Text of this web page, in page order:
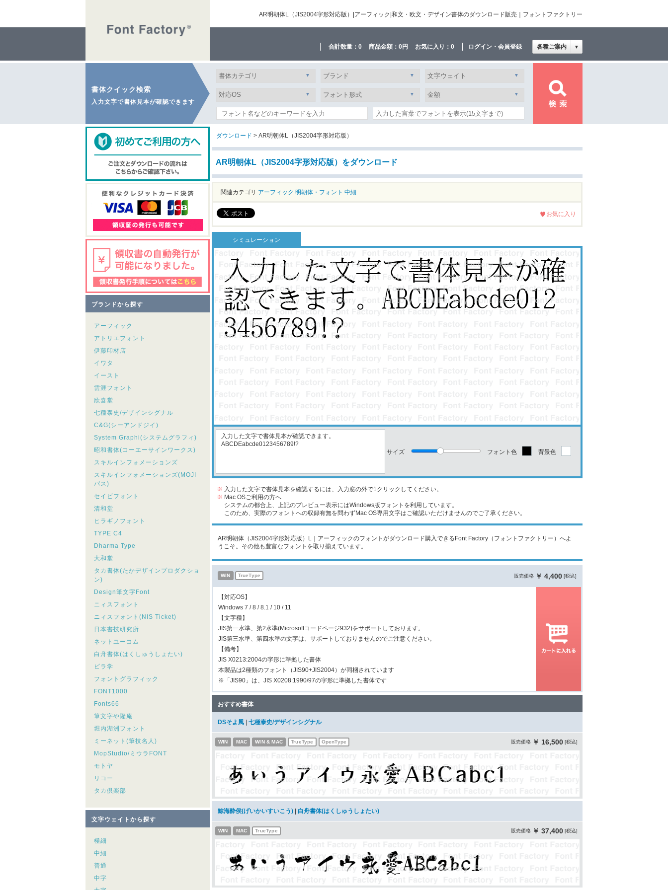
AR明朝体L（JIS2004字形対応版）|アーフィック|和文・欧文・デザイン書体のダウンロード販売｜フォントファクトリー
合計数量： 0 商品金額： 0円 お気に入り： 0 ログイン・会員登録 各種ご案内 ▼
書体クイック検索
入力文字で書体見本が確認できます
ブランドから探す
アーフィック
アトリエフォント
伊藤印材店
イワタ
イースト
雲涯フォント
欣喜堂
七種泰史/デザインシグナル
C&G(シーアンドジイ)
System Graphi(システムグラフィ)
昭和書体(コーエーサインワークス)
スキルインフォメーションズ
スキルインフォメーションズ(MOJI
パス)
セイビフォント
清和堂
ヒラギノフォント
TYPE C4
Dharma Type
大和堂
タカ書体(たかデザインプロダクショ
ン)
Design筆文字Font
ニィスフォント
ニィスフォント(NIS Ticket)
日本書技研究所
ネットユーコム
白舟書体(はくしゅうしょたい)
ビラ学
フォントグラフィック
FONT1000
Fonts66
筆文字や隆庵
堀内湖洲フォント
ミーネット(筆技名人)
MopStudio/ミウラFONT
モトヤ
リコー
タカ倶楽部
文字ウェイトから探す
極細
中細
普通
中字
ダウンロード > AR明朝体L（JIS2004字形対応版）
AR明朝体L（JIS2004字形対応版）をダウンロード
関連カテゴリ アーフィック 明朝体・フォント 中細
お気に入り
シミュレーション
サイズ フォント色 背景色
※ 入力した文字で書体見本を確認するには、入力窓の外で1クリックしてください。
※ Mac OSご利用の方へ
システムの都合上、上記のプレビュー表示にはWindows版フォントを利用しています。
このため、実際のフォントへの収録有無を問わずMac OS専用文字はご確認いただけませんのでご了承ください。
AR明朝体（JIS2004字形対応版）L｜アーフィックのフォントがダウンロード購入できるFont Factory（フォントファクトリー）へよ
うこそ。その他も豊富なフォントを取り揃えています。
WIN TrueType 販売価格 ￥ 4,400 [税込]
【対応OS】
Windows 7 / 8 / 8.1 / 10 / 11
【文字種】
JIS第一水準、第2水準(Microsoftコードページ932)をサポートしております。
JIS第三水準、第四水準の文字は、サポートしておりませんのでご注意ください。
【備考】
JIS X0213:2004の字形に準拠した書体
本製品は2種類のフォント（JIS90+JIS2004）が同梱されています
※「JIS90」は、JIS X0208:1990/97の字形に準拠した書体です
おすすめ書体
DSそよ風 七種泰史/デザインシグナル
販売価格 ￥ 16,500 [税込]
WIN MAC WIN & MAC TrueType OpenType
鯨海酔侯(げいかいすいこう) 白舟書体(はくしゅうしょたい)
販売価格 ￥ 37,400 [税込]
WIN MAC TrueType